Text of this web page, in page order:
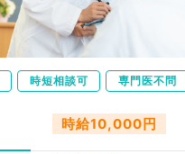
時短相談可 専門医不問
時給10,000円